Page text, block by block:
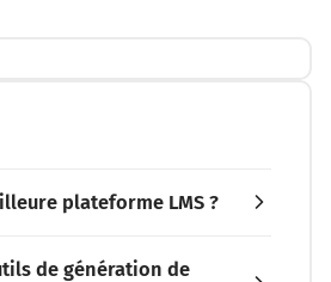
plateforme LMS ?
de génération de